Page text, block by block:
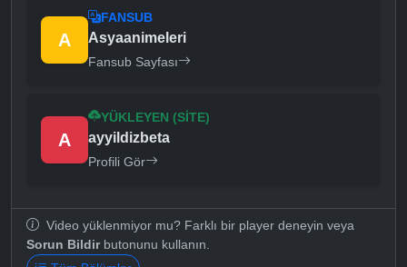
A
FANSUB
Asyaanimeleri
Fansub Sayfası
A
YÜKLEYEN (SITE)
ayyildizbeta
Profili Gör
Video yüklenmiyor mu? Farklı bir player deneyin veya
Sorun Bildirbutonunu kullanın.